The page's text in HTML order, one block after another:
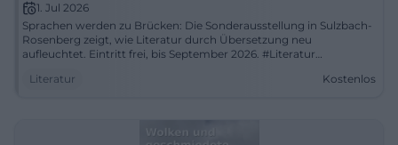
1. Jul 2026
Sprachen werden zu Brücken: Die Sonderausstellung in Sulzbach-
Rosenberg zeigt, wie Literatur durch Übersetzung neu
aufleuchtet. Eintritt frei, bis September 2026. #Literatur
Literatur
Kostenlos